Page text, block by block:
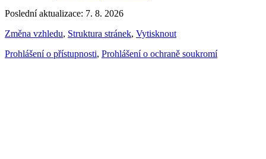
Poslední aktualizace: 7. 8. 2026
Změna vzhledu, Struktura stránek, Vytisknout
Prohlášení o přístupnosti, Prohlášení o ochraně soukromí